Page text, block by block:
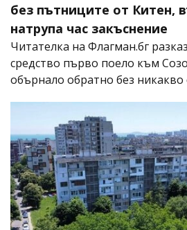
без пътниците от Китен,
натрупа час закъснение
Читателка на Флагман.бг
средство първо поело към
обърнало обратно без никакво